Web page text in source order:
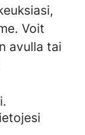
Voit
avulla tai